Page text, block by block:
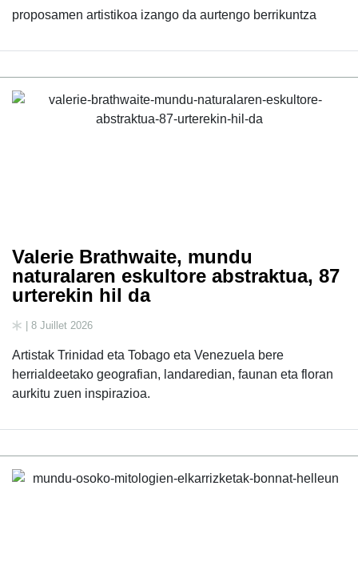
proposamen artistikoa izango da aurtengo berrikuntza
Valerie Brathwaite, mundu
naturalaren eskultore abstraktua, 87
urterekin hil da
| 8 Juillet 2026
Artistak Trinidad eta Tobago eta Venezuela bere
herrialdeetako geografian, landaredian, faunan eta floran
aurkitu zuen inspirazioa.